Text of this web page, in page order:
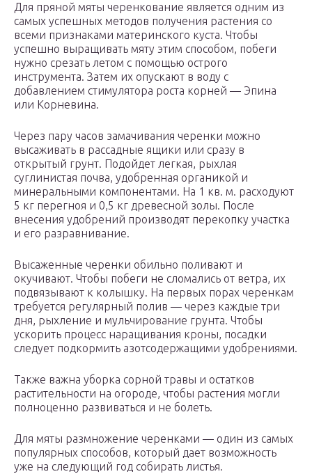
Для пряной мяты черенкование является одним из
самых успешных методов получения растения со
всеми признаками материнского куста. Чтобы
успешно выращивать мяту этим способом, побеги
нужно срезать летом с помощью острого
инструмента. Затем их опускают в воду с
добавлением стимулятора роста корней — Эпина
или Корневина.
Через пару часов замачивания черенки можно
высаживать в рассадные ящики или сразу в
открытый грунт. Подойдет легкая, рыхлая
суглинистая почва, удобренная органикой и
минеральными компонентами. На 1 кв. м. расходуют
5 кг перегноя и 0,5 кг древесной золы. После
внесения удобрений производят перекопку участка
и его разравнивание.
Высаженные черенки обильно поливают и
окучивают. Чтобы побеги не сломались от ветра, их
подвязывают к колышку. На первых порах черенкам
требуется регулярный полив — через каждые три
дня, рыхление и мульчирование грунта. Чтобы
ускорить процесс наращивания кроны, посадки
следует подкормить азотсодержащими удобрениями.
Также важна уборка сорной травы и остатков
растительности на огороде, чтобы растения могли
полноценно развиваться и не болеть.
Для мяты размножение черенками — один из самых
популярных способов, который дает возможность
уже на следующий год собирать листья.